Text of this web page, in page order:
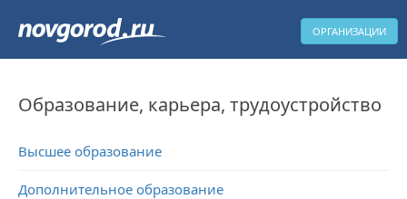
ОРГАНИЗАЦИИ
Образование, карьера, трудоустройство
Высшее образование
Дополнительное образование